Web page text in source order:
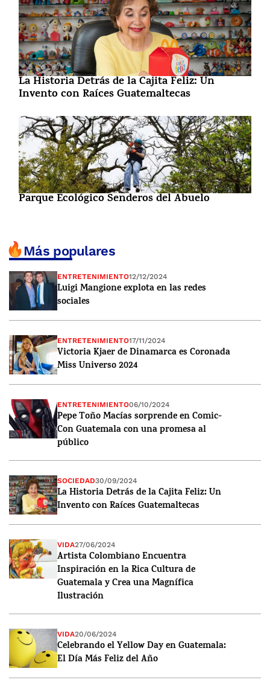
La Historia Detrás de la Cajita Feliz: Un
Invento con Raíces Guatemaltecas
Parque Ecológico Senderos del Abuelo
Más populares
ENTRETENIMIENTO12/12/2024
Luigi Mangione explota en las redes
sociales
ENTRETENIMIENTO17/11/2024
Victoria Kjaer de Dinamarca es Coronada
Miss Universo 2024
ENTRETENIMIENTO06/10/2024
Pepe Toño Macías sorprende en Comic-
Con Guatemala con una promesa al
público
SOCIEDAD30/09/2024
La Historia Detrás de la Cajita Feliz: Un
Invento con Raíces Guatemaltecas
VIDA27/06/2024
Artista Colombiano Encuentra
Inspiración en la Rica Cultura de
Guatemala y Crea una Magnífica
Ilustración
VIDA20/06/2024
Celebrando el Yellow Day en Guatemala:
El Día Más Feliz del Año